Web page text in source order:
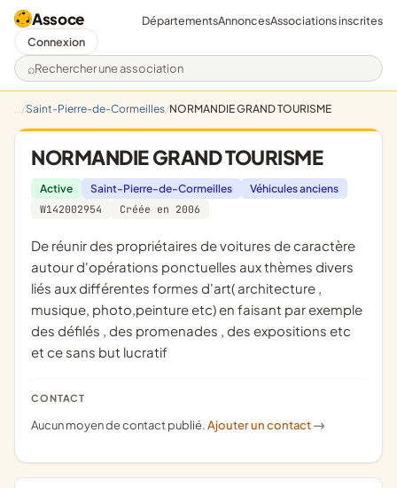
Assoce
Rechercher une association
DépartementsAnnoncesAssociations inscrites
Connexion
Saint-Pierre-de-Cormeilles NORMANDIE GRAND TOURISME
NORMANDIE GRAND TOURISME
Active Saint-Pierre-de-Cormeilles
Véhicules anciens
W142002954
Créée en 2006
De réunir des propriétaires de voitures de caractère
autour d'opérations ponctuelles aux thèmes divers
liés aux différentes formes d'art( architecture ,
musique, photo,peinture etc) en faisant par exemple
des défilés , des promenades , des expositions etc
et ce sans but lucratif
CONTACT
Aucun moyen de contact publié.Ajouter un contact ->